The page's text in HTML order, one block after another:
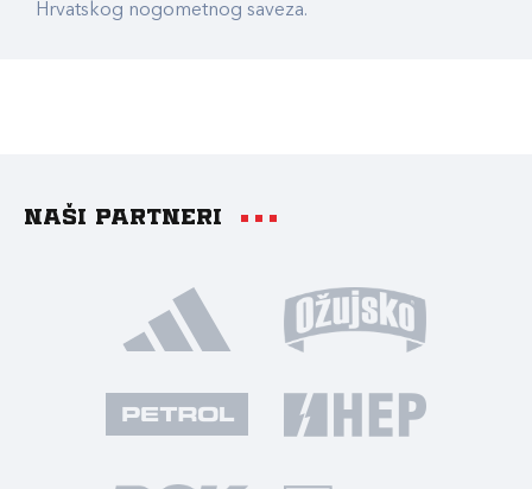
Hrvatskog nogometnog saveza.
Naši partneri